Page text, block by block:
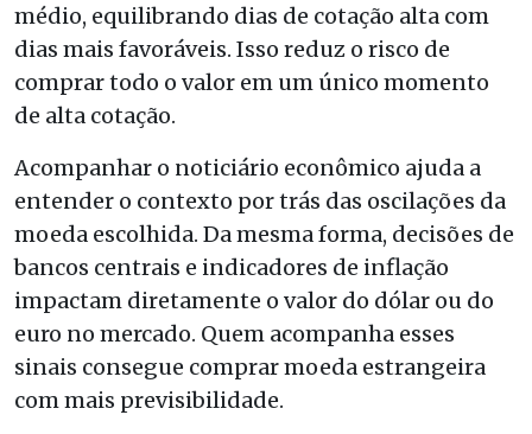
médio, equilibrando dias de cotação alta com
dias mais favoráveis. Isso reduz o risco de
comprar todo o valor em um único momento
de alta cotação.
Acompanhar o noticiário econômico ajuda a
entender o contexto por trás das oscilações da
moeda escolhida. Da mesma forma, decisões de
bancos centrais e indicadores de inflação
impactam diretamente o valor do dólar ou do
euro no mercado. Quem acompanha esses
sinais consegue comprar moeda estrangeira
com mais previsibilidade.